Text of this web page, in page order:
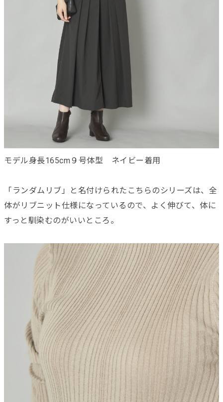
モデル身長165cm９号体型 ネイビー着用
「ランダムリブ」と名付けられたこちらのシリーズは、全
体がリブニット仕様になっているので、よく伸びて、体に
すっと馴染むのがいいところ。